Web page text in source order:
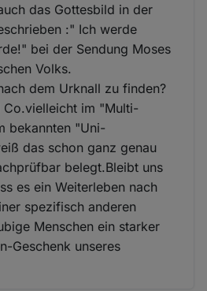
das Gottesbild in der
:" Ich werde
bei der Sendung Moses
Volks.
dem Urknall zu finden?
Co.vielleicht im "Multi-
bekannten "Uni-
das schon ganz genau
belegt.Bleibt uns
es ein Weiterleben nach
spezifisch anderen
Menschen ein starker
Geschenk unseres